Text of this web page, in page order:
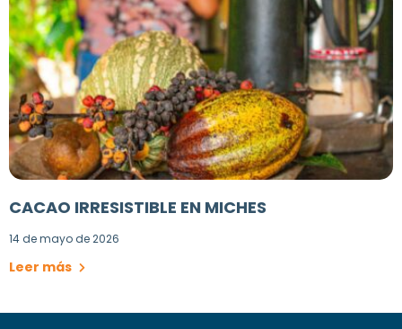
CACAO IRRESISTIBLE EN MICHES
14 de mayo de 2026
Leer más